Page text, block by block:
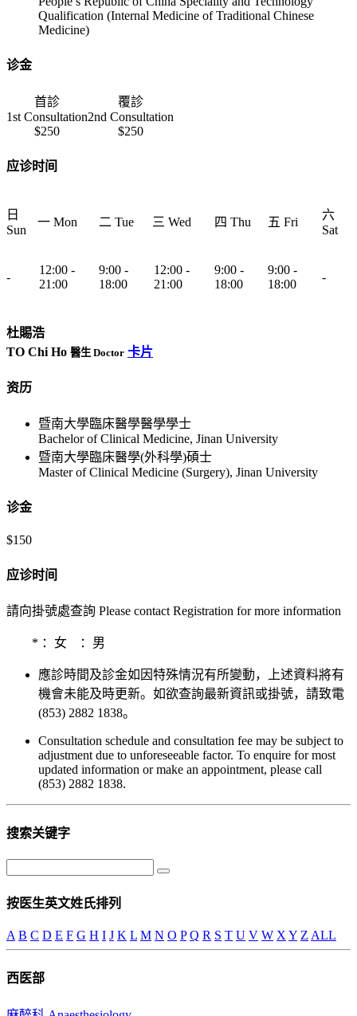
Qualification (Internal Medicine of Traditional Chinese
Medicine)
诊金
首診
1st Consultation
覆診
2nd Consultation
$250
$250
应诊时间
日
Sun
一 Mon 二 Tue 三 Wed 四 Thu 五 Fri
六
Sat
-
12:00 -
21:00
9:00 -
18:00
12:00 -
21:00
9:00 -
18:00
9:00 -
18:00
-
杜賜浩
TO Chi Ho 醫生 Doctor 卡片
资历
暨南大學臨床醫學醫學學士
Bachelor of Clinical Medicine, Jinan University
暨南大學臨床醫學(外科學)碩士
Master of Clinical Medicine (Surgery), Jinan University
诊金
$150
应诊时间
請向掛號處查詢 Please contact Registration for more information
* ：女 ：男
應診時間及診金如因特殊情況有所變動，上述資料將有
機會未能及時更新。如欲查詢最新資訊或掛號，請致電
(853) 2882 1838。
Consultation schedule and consultation fee may be subject to
adjustment due to unforeseeable factor. To enquire for most
updated information or make an appointment, please call
(853) 2882 1838.
搜索关键字
按医生英文姓氏排列
A B C D E F G H I J K L M N O P Q R S T U V W X Y Z ALL
西医部